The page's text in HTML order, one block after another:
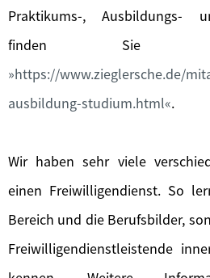
Praktikums-, Ausbildungs-
finden Sie
https://www.zieglersche.de/
ausbildung-studium.html .
Wir haben sehr viele
einen Freiwilligendienst. So
Bereich und die Berufsbilder,
Freiwilligendienstleistende